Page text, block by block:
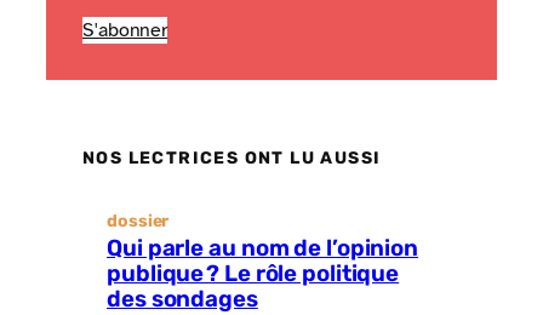
S'abonner
NOS LECTRICES ONT LU AUSSI
dossier
Qui parle au nom de l’opinion
publique ? Le rôle politique
des sondages